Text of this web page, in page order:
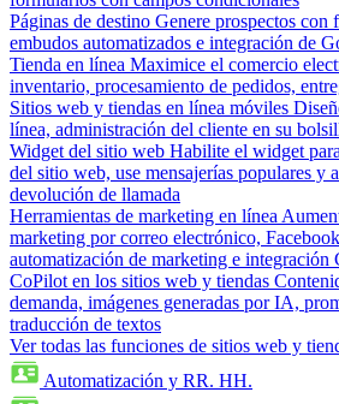
Páginas de destino Genere prospectos con
embudos automatizados e integración de
Tienda en línea Maximice el comercio
inventario, procesamiento de pedidos,
Sitios web y tiendas en línea móviles
línea, administración del cliente en su
Widget del sitio web Habilite el widget
del sitio web, use mensajerías populares y
devolución de llamada
Herramientas de marketing en línea
marketing por correo electrónico,
automatización de marketing e integración
CoPilot en los sitios web y tiendas
demanda, imágenes generadas por IA,
traducción de textos
Ver todas las funciones de sitios web y
Automatización y RR. HH.